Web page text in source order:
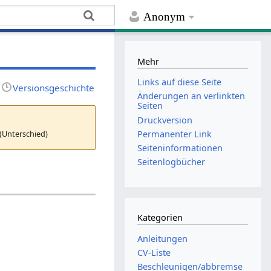
Anonym
Versionsgeschichte
Mehr
Links auf diese Seite
Änderungen an verlinkten
Seiten
Druckversion
Permanenter Link
Seiten­­informationen
Seitenlogbücher
Kategorien
Anleitungen
CV-Liste
Beschleunigen/abbremse